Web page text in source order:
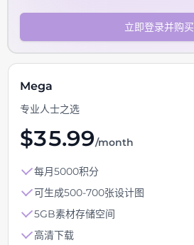
立即登录并购买
Mega
专业人士之选
$35.99/month
每月5000积分
可生成500-700张设计图
5GB素材存储空间
高清下载